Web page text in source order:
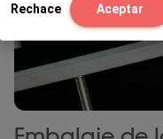
Rechace Aceptar